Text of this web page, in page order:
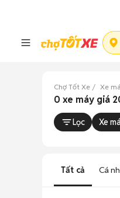
Chợ Tốt Xe Xe
0 xe máy giá
Lọc Xe
Tất cả Cá